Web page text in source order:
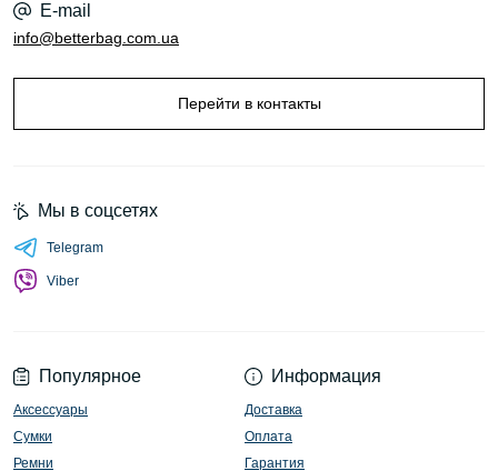
E-mail
info@betterbag.com.ua
Перейти в контакты
Популярное
Аксессуары
Сумки
Ремни
Информация
Доставка
Оплата
Гарантия
Мы в соцсетях
Telegram
Viber